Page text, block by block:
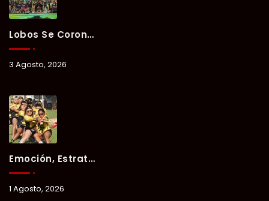
Lobos Se Corona Campeón Del Verano Xul-Há 2026 Tras Tres Días De Intensa Competencia.
3 Agosto, 2026
Emoción, Estrategia Y Trabajo En Equipo Marcan El Segundo Día Del Verano Xul-Há 2026.
1 Agosto, 2026